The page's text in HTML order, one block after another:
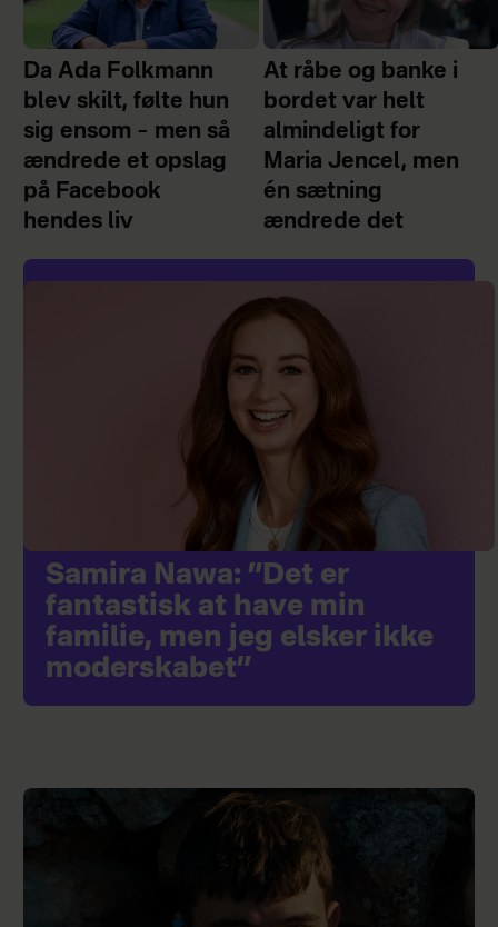
Da Ada Folkmann
blev skilt, følte hun
sig ensom – men så
ændrede et opslag
på Facebook
hendes liv
At råbe og banke i
bordet var helt
almindeligt for
Maria Jencel, men
én sætning
ændrede det
Samira Nawa: ”Det er
fantastisk at have min
familie, men jeg elsker ikke
moderskabet”